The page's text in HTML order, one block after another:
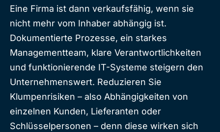
Eine Firma ist dann verkaufsfähig, wenn sie
nicht mehr vom Inhaber abhängig ist.
Dokumentierte Prozesse, ein starkes
Managementteam, klare Verantwortlichkeiten
und funktionierende IT-Systeme steigern den
Unternehmenswert. Reduzieren Sie
Klumpenrisiken – also Abhängigkeiten von
einzelnen Kunden, Lieferanten oder
Schlüsselpersonen – denn diese wirken sich